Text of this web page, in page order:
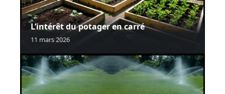
L’intérêt du potager en carré
11 mars 2026